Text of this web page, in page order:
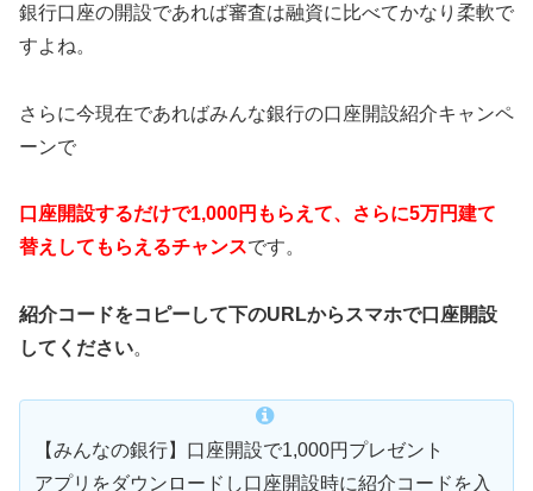
銀行口座の開設であれば審査は融資に比べてかなり柔軟で
すよね。
さらに今現在であればみんな銀行の口座開設紹介キャンペ
ーンで
口座開設するだけで1,000円もらえて、さらに5万円建て
替えしてもらえるチャンスです。
紹介コードをコピーして下のURLからスマホで口座開設
してください。
【みんなの銀行】口座開設で1,000円プレゼント
アプリをダウンロードし口座開設時に紹介コードを入